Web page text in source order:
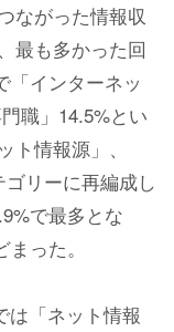
ながった情報収
最も多かった回
「インターネッ
職」14.5%とい
情報源」、
ゴリーに再編成し
で最多とな
った。
は「ネット情報